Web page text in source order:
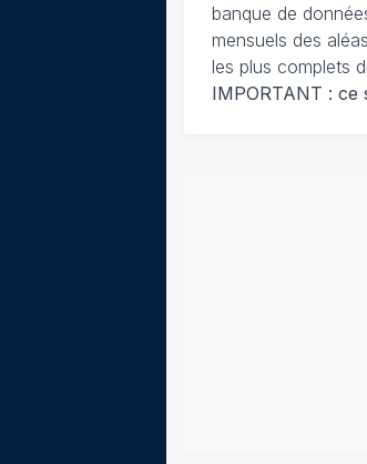
banque de
mensuels des
les plus complets
IMPORTANT : ce